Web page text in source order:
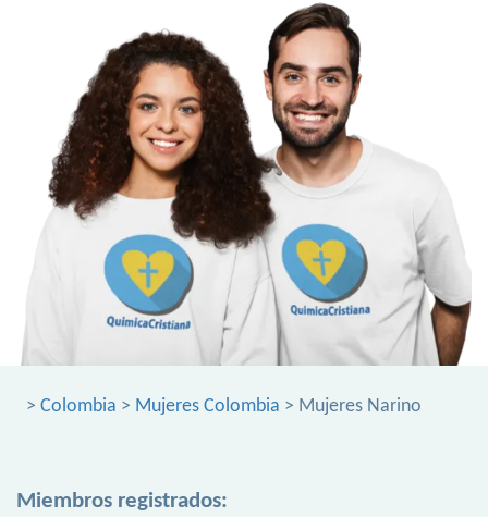
> Colombia > Mujeres Colombia > Mujeres Narino
Miembros registrados: